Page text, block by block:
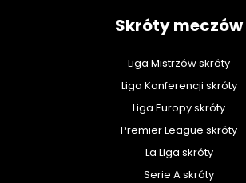
Skróty meczów
Liga Mistrzów skróty
Liga Konferencji skróty
Liga Europy skróty
Premier League skróty
La Liga skróty
Serie A skróty